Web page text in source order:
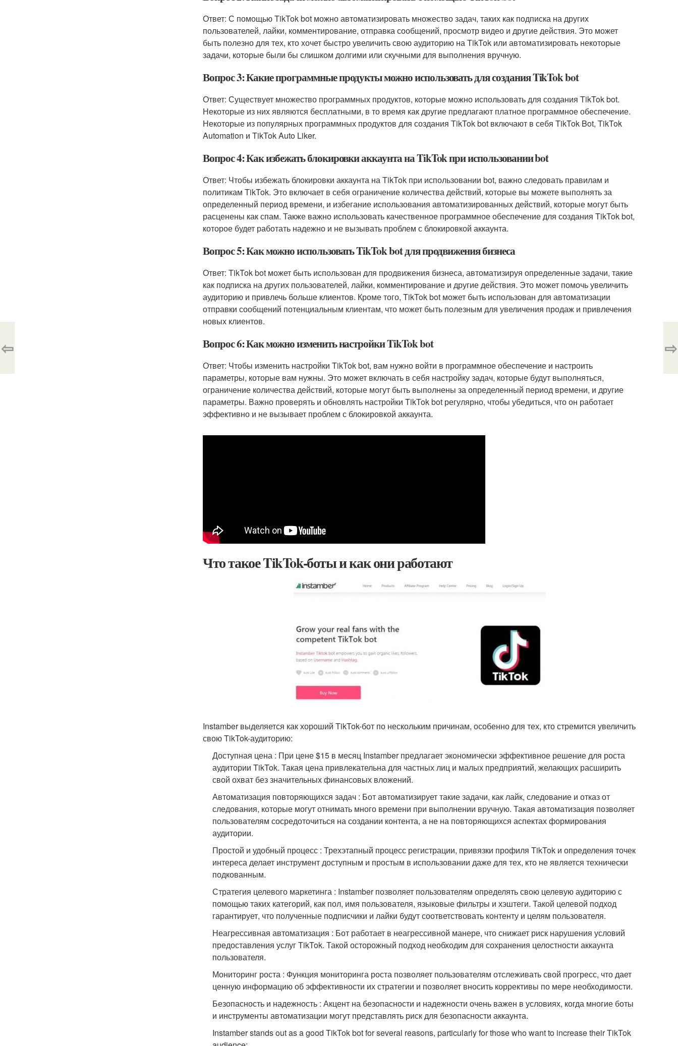
Ответ: С помощью TikTok bot можно автоматизировать множество задач, таких как подписка на других
пользователей, лайки, комментирование, отправка сообщений, просмотр видео и другие действия. Это может
быть полезно для тех, кто хочет быстро увеличить свою аудиторию на TikTok или автоматизировать некоторые
задачи, которые были бы слишком долгими или скучными для выполнения вручную.
Вопрос 3: Какие программные продукты можно использовать для создания TikTok bot
Ответ: Существует множество программных продуктов, которые можно использовать для создания TikTok bot.
Некоторые из них являются бесплатными, в то время как другие предлагают платное программное обеспечение.
Некоторые из популярных программных продуктов для создания TikTok bot включают в себя TikTok Bot, TikTok
Automation и TikTok Auto Liker.
Вопрос 4: Как избежать блокировки аккаунта на TikTok при использовании bot
Ответ: Чтобы избежать блокировки аккаунта на TikTok при использовании bot, важно следовать правилам и
политикам TikTok. Это включает в себя ограничение количества действий, которые вы можете выполнять за
определенный период времени, и избегание использования автоматизированных действий, которые могут быть
расценены как спам. Также важно использовать качественное программное обеспечение для создания TikTok bot,
которое будет работать надежно и не вызывать проблем с блокировкой аккаунта.
Вопрос 5: Как можно использовать TikTok bot для продвижения бизнеса
Ответ: TikTok bot может быть использован для продвижения бизнеса, автоматизируя определенные задачи, такие
как подписка на других пользователей, лайки, комментирование и другие действия. Это может помочь увеличить
аудиторию и привлечь больше клиентов. Кроме того, TikTok bot может быть использован для автоматизации
отправки сообщений потенциальным клиентам, что может быть полезным для увеличения продаж и привлечения
новых клиентов.
Вопрос 6: Как можно изменить настройки TikTok bot
Ответ: Чтобы изменить настройки TikTok bot, вам нужно войти в программное обеспечение и настроить
параметры, которые вам нужны. Это может включать в себя настройку задач, которые будут выполняться,
ограничение количества действий, которые могут быть выполнены за определенный период времени, и другие
параметры. Важно проверять и обновлять настройки TikTok bot регулярно, чтобы убедиться, что он работает
эффективно и не вызывает проблем с блокировкой аккаунта.
Что такое TikTok-боты и как они работают
Instamber выделяется как хороший TikTok-бот по нескольким причинам, особенно для тех, кто стремится увеличить
свою TikTok-аудиторию:
Доступная цена : При цене $15 в месяц Instamber предлагает экономически эффективное решение для роста
аудитории TikTok. Такая цена привлекательна для частных лиц и малых предприятий, желающих расширить
свой охват без значительных финансовых вложений.
Автоматизация повторяющихся задач : Бот автоматизирует такие задачи, как лайк, следование и отказ от
следования, которые могут отнимать много времени при выполнении вручную. Такая автоматизация позволяет
пользователям сосредоточиться на создании контента, а не на повторяющихся аспектах формирования
аудитории.
Простой и удобный процесс : Трехэтапный процесс регистрации, привязки профиля TikTok и определения точек
интереса делает инструмент доступным и простым в использовании даже для тех, кто не является технически
подкованным.
Стратегия целевого маркетинга : Instamber позволяет пользователям определять свою целевую аудиторию с
помощью таких категорий, как пол, имя пользователя, языковые фильтры и хэштеги. Такой целевой подход
гарантирует, что полученные подписчики и лайки будут соответствовать контенту и целям пользователя.
Неагрессивная автоматизация : Бот работает в неагрессивной манере, что снижает риск нарушения условий
предоставления услуг TikTok. Такой осторожный подход необходим для сохранения целостности аккаунта
пользователя.
Мониторинг роста : Функция мониторинга роста позволяет пользователям отслеживать свой прогресс, что дает
ценную информацию об эффективности их стратегии и позволяет вносить коррективы по мере необходимости.
Безопасность и надежность : Акцент на безопасности и надежности очень важен в условиях, когда многие боты
и инструменты автоматизации могут представлять риск для безопасности аккаунта.
Instamber stands out as a good TikTok bot for several reasons, particularly for those who want to increase their TikTok
⇦ ⇨